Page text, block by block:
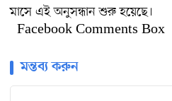
মাসে এই অনুসন্ধান শুরু হয়েছে।
Facebook Comments Box
মন্তব্য করুন